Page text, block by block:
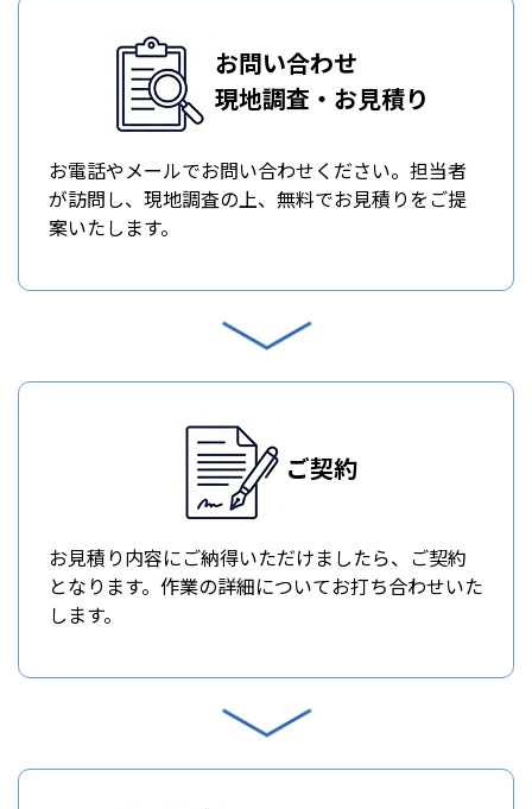
お問い合わせ
現地調査・お見積り
お電話やメールでお問い合わせください。担当者
が訪問し、現地調査の上、無料でお見積りをご提
案いたします。
ご契約
お見積り内容にご納得いただけましたら、ご契約
となります。作業の詳細についてお打ち合わせいた
します。